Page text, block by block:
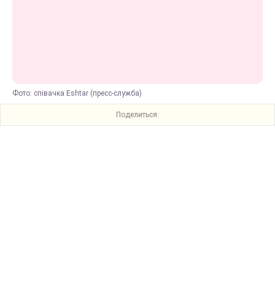
Фото: співачка Eshtar (пресс-служба)
Поделиться: